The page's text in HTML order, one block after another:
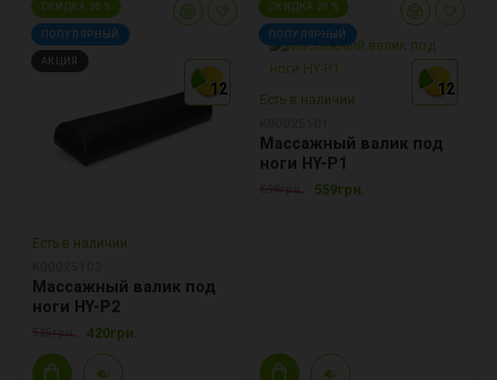
12
12
12
СКИДКА 20 %
ПОПУЛЯРНЫЙ
АКЦИЯ
Есть в наличии
Массажный валик под
ноги HY-P2
525грн. 420грн.
12
12
12
СКИДКА 20 %
ПОПУЛЯРНЫЙ
Есть в наличии
Массажный валик под
ноги HY-P1
699грн. 559грн.